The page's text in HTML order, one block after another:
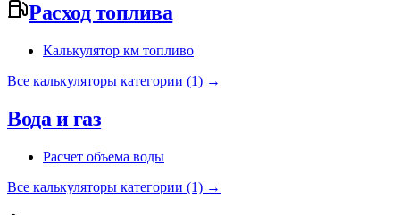
Расход топлива
Калькулятор км топливо
Все калькуляторы категории (1) →
Вода и газ
Расчет объема воды
Все калькуляторы категории (1) →